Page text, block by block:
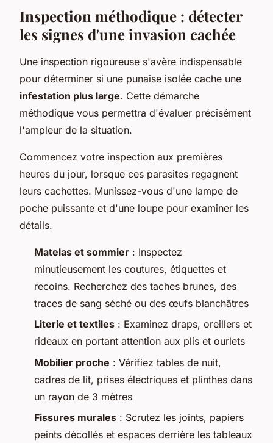
Inspection méthodique : détecter
les signes d'une invasion cachée
Une inspection rigoureuse s'avère indispensable
pour déterminer si une punaise isolée cache une
infestation plus large. Cette démarche
méthodique vous permettra d'évaluer précisément
l'ampleur de la situation.
Commencez votre inspection aux premières
heures du jour, lorsque ces parasites regagnent
leurs cachettes. Munissez-vous d'une lampe de
poche puissante et d'une loupe pour examiner les
détails.
Matelas et sommier : Inspectez
minutieusement les coutures, étiquettes et
recoins. Recherchez des taches brunes, des
traces de sang séché ou des œufs blanchâtres
Literie et textiles : Examinez draps, oreillers et
rideaux en portant attention aux plis et ourlets
Mobilier proche : Vérifiez tables de nuit,
cadres de lit, prises électriques et plinthes dans
un rayon de 3 mètres
Fissures murales : Scrutez les joints, papiers
peints décollés et espaces derrière les tableaux